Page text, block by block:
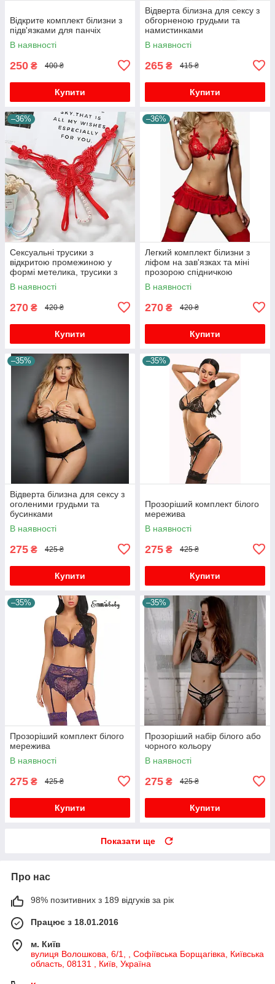
Відкрите комплект білизни з
підв'язками для панчіх
В наявності
250 ₴ 400 ₴
Купити
Відверта білизна для сексу з
обгорненою грудьми та
намистинками
В наявності
265 ₴ 415 ₴
Купити
–36%
Сексуальні трусики з
відкритою промежиною у
формі метелика, трусики з
відкритою промежиною, G-
стринги з відкриту
В наявності
270 ₴ 420 ₴
Купити
–36%
Легкий комплект білизни з
ліфом на зав'язках та міні
прозорою спідничкою
В наявності
270 ₴ 420 ₴
Купити
–35%
Відверта білизна для сексу з
оголеними грудьми та
бусинками
В наявності
275 ₴ 425 ₴
Купити
–35%
Прозоріший комплект білого
мережива
В наявності
275 ₴ 425 ₴
Купити
–35%
Прозоріший комплект білого
мережива
В наявності
275 ₴ 425 ₴
Купити
–35%
Прозоріший набір білого або
чорного кольору
В наявності
275 ₴ 425 ₴
Купити
Показати ще
Про нас
98% позитивних з 189 відгуків за рік
Працює з 18.01.2016
м. Київ
вулиця Волошкова, 6/1, , Софіївська Борщагівка, Київська
область, 08131 , Київ, Україна